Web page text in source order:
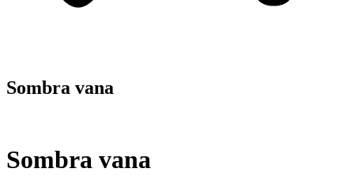
Sombra vana
Sombra vana